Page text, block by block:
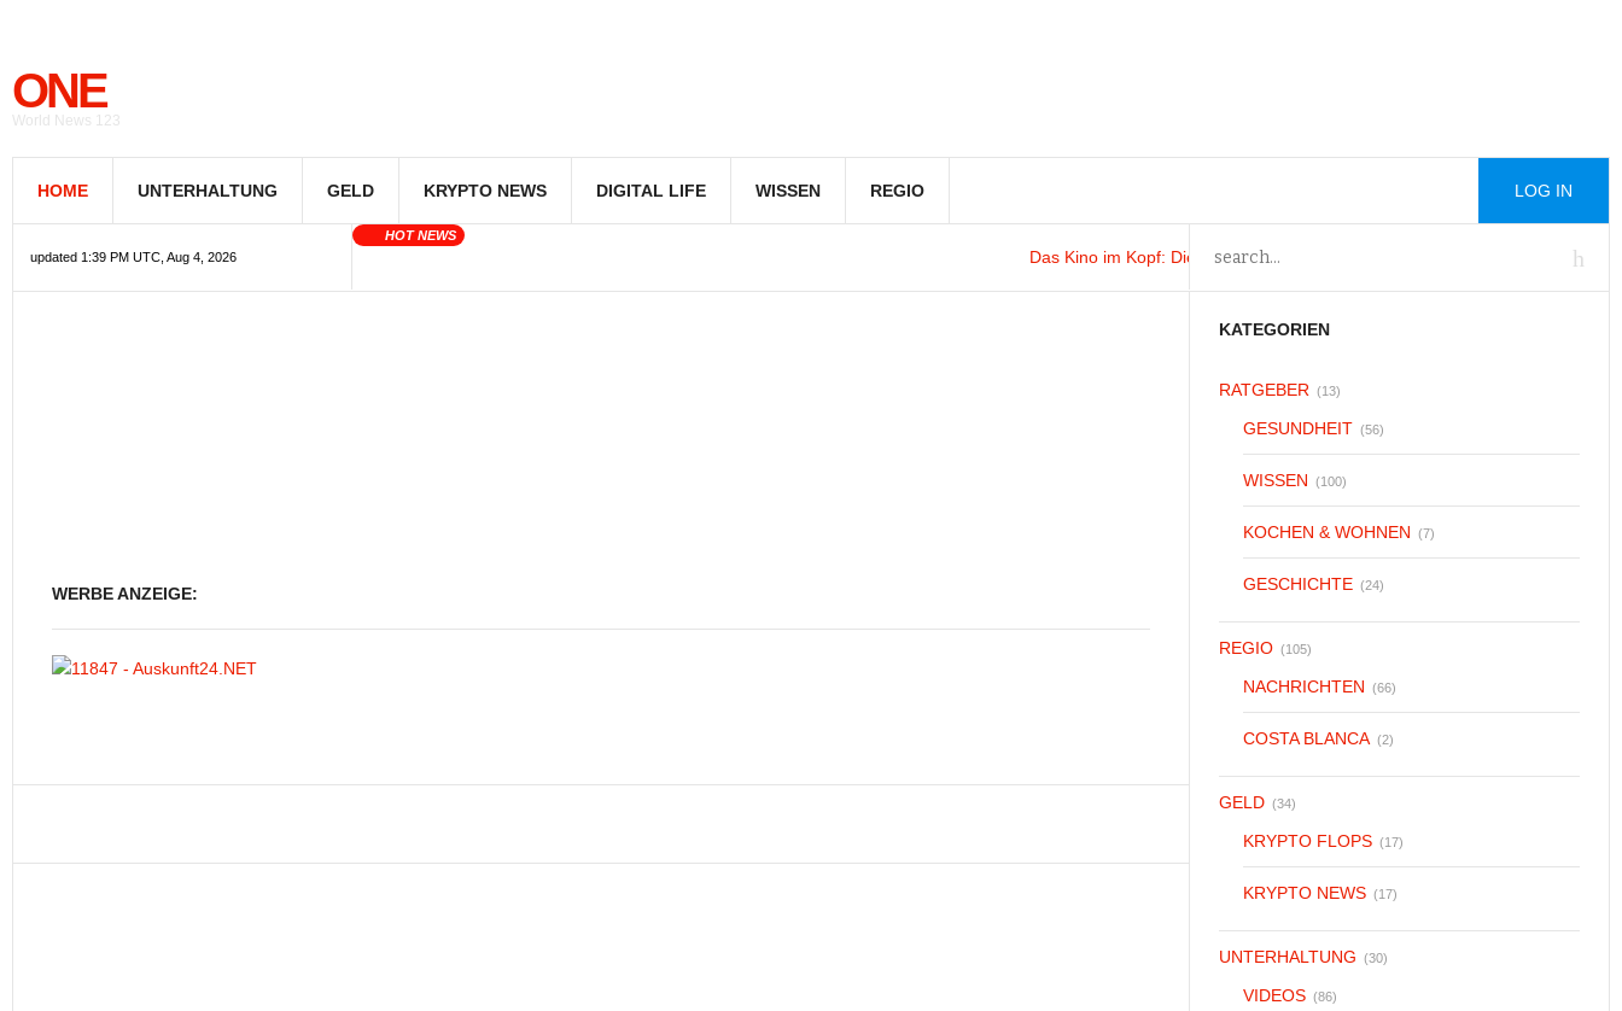
ONE
World News 123
HOME UNTERHALTUNG GELD KRYPTO NEWS DIGITAL LIFE WISSEN REGIO LOG IN
updated 1:39 PM UTC, Aug 4, 2026
HOT NEWS
Das Kino im Kopf: Die 82. Filmfestspiele von Venedig von Trading Addiction 20
WERBE ANZEIGE:
KATEGORIEN
RATGEBER (13)
GESUNDHEIT (56)
WISSEN (100)
KOCHEN & WOHNEN (7)
GESCHICHTE (24)
REGIO (105)
NACHRICHTEN (66)
COSTA BLANCA (2)
GELD (34)
KRYPTO FLOPS (17)
KRYPTO NEWS (17)
UNTERHALTUNG (30)
VIDEOS (86)